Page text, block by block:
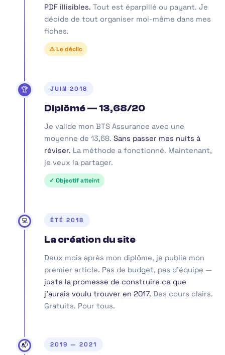
PDF illisibles. Tout est éparpillé ou payant. Je
décide de tout organiser moi-même dans mes
fiches.
⚠️ Le déclic
🏆 JUIN 2018
Diplômé — 13,68/20
Je valide mon BTS Assurance avec une
moyenne de 13,68. Sans passer mes nuits à
réviser. La méthode a fonctionné. Maintenant,
je veux la partager.
✓ Objectif atteint
💻 ÉTÉ 2018
La création du site
Deux mois après mon diplôme, je publie mon
premier article. Pas de budget, pas d'équipe —
juste la promesse de construire ce que
j'aurais voulu trouver en 2017. Des cours clairs.
Gratuits. Pour tous.
📬 2019 — 2021